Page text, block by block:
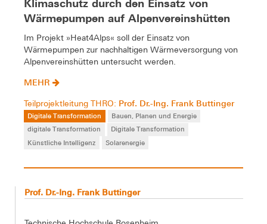
Klimaschutz durch den Einsatz von
Wärmepumpen auf Alpenvereinshütten
Im Projekt »Heat4Alps« soll der Einsatz von
Wärmepumpen zur nachhaltigen Wärmeversorgung von
Alpenvereinshütten untersucht werden.
MEHR
Teilprojektleitung THRO: Prof. Dr.-Ing. Frank Buttinger
Digitale Transformation
Bauen, Planen und Energie
digitale Transformation
Digitale Transformation
Künstliche Intelligenz
Solarenergie
Prof. Dr.-Ing. Frank Buttinger